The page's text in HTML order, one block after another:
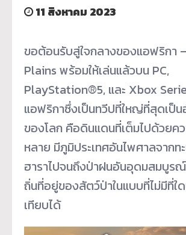
11 สิงหาคม 2023
ขอต้อนรับสู่ใจกลางของแอฟริกา
Plains พร้อมให้เล่นแล้วบน PC,
PlayStation®5, และ Xbox
แอฟริกาซึ่งเป็นทวีปที่ใหญ่ที่สุดเป็
ของโลก คือดินแดนที่เต็มไปด้วยค
หลาย มีภูมิประเทศอันไพศาลจากท
ฮาราไปจนถึงป่าฝนอันอุดมสมบูร
ถิ่นที่อยู่ของสัตว์ป่าในแบบที่ไม่มีที่ใ
เทียบได้